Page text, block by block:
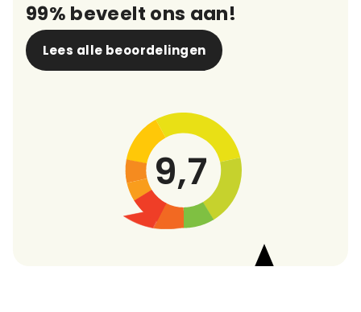
99% beveelt ons aan!
Lees alle beoordelingen
9,7